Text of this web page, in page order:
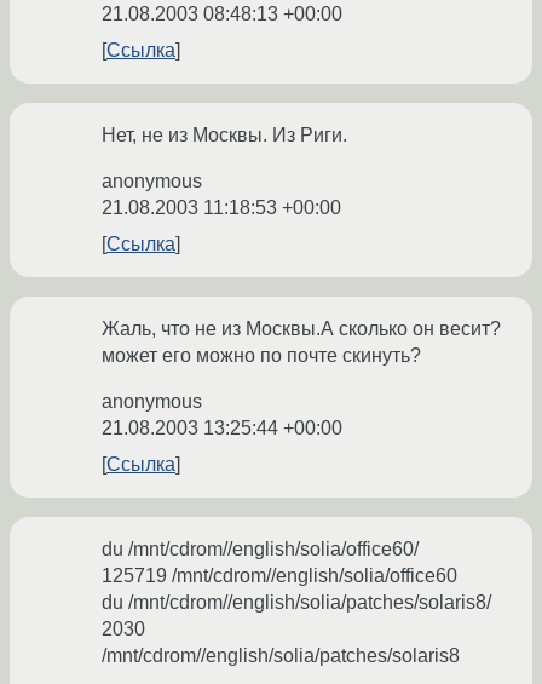
21.08.2003 08:48:13 +00:00
Ссылка
Нет, не из Москвы. Из Риги.
anonymous
21.08.2003 11:18:53 +00:00
Ссылка
Жаль, что не из Москвы.А сколько он весит?
может его можно по почте скинуть?
anonymous
21.08.2003 13:25:44 +00:00
Ссылка
du /mnt/cdrom//english/solia/office60/
125719 /mnt/cdrom//english/solia/office60
du /mnt/cdrom//english/solia/patches/solaris8/
2030
/mnt/cdrom//english/solia/patches/solaris8